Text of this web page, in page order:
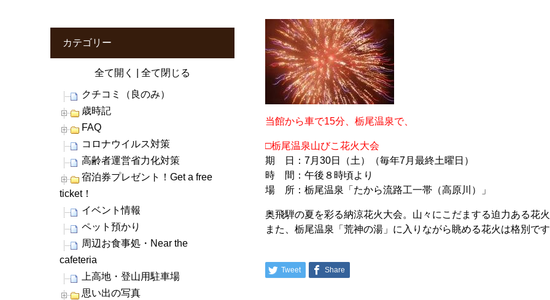
当館から車で15分、栃尾温泉で、
□栃尾温泉山びこ花火大会
期 日：7月30日（土）（毎年7月最終土曜日）
時 間：午後８時頃より
場 所：栃尾温泉「たから流路工一帯（高原川）」
奥飛騨の夏を彩る納涼花火大会。山々にこだまする迫力ある花火
また、栃尾温泉「荒神の湯」に入りながら眺める花火は格別です
Tweet Share
カテゴリー
全て開く 全て閉じる
クチコミ（良のみ）
歳時記
FAQ
コロナウイルス対策
高齢者運営省力化対策
宿泊券プレゼント！Get a free
ticket！
イベント情報
ペット預かり
周辺お食事処・Near the
cafeteria
上高地・登山用駐車場
思い出の写真